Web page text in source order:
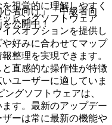
視覚的に理解しやすく
ピングソフトウェア
ズオプションを提供し
好みに合わせてマップ
整理を実現できます。
直感的な操作性が特徴
ユーザーに適していま
グソフトウェアは、
す。最新のアップデー
ーは常に最新の機能や
者向け」「中級者向
公開中！